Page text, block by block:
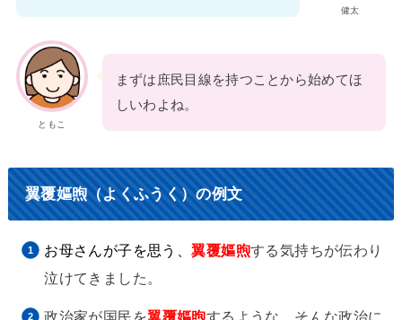
健太
ともこ
まずは庶民目線を持つことから始めてほ
しいわよね。
翼覆嫗煦（よくふうく）の例文
お母さんが子を思う、翼覆嫗煦する気持ちが伝わり
泣けてきました。
政治家が国民を翼覆嫗煦するような、そんな政治に